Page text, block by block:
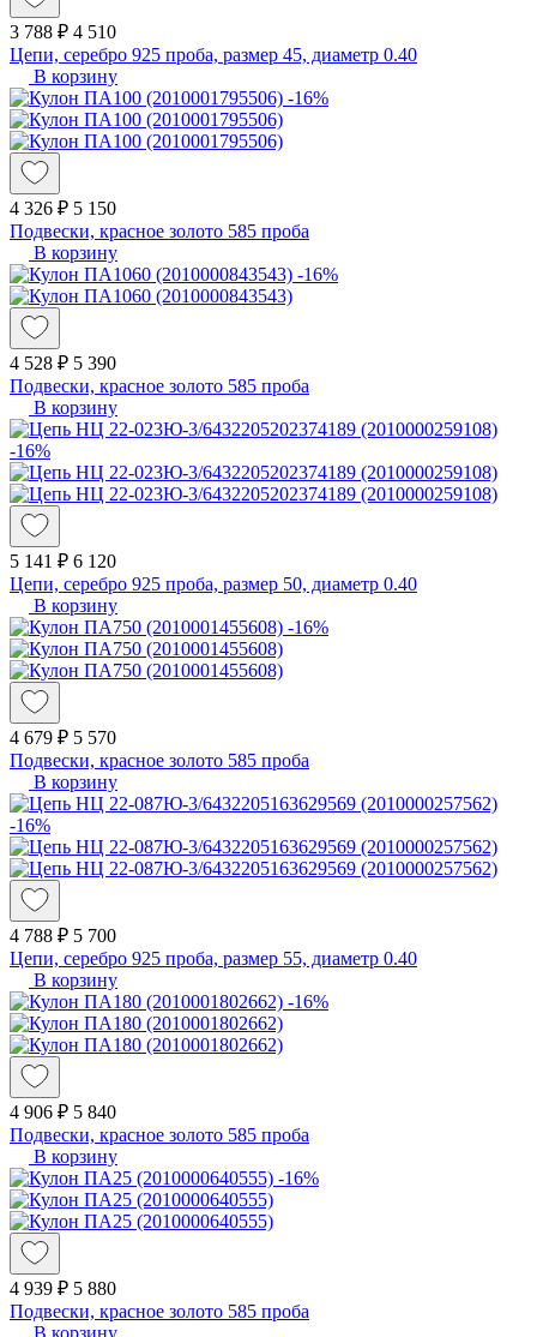
3 788 ₽ 4 510
Цепи, серебро 925 проба, размер 45, диаметр 0.40
В корзину
-16%
4 326 ₽ 5 150
Подвески, красное золото 585 проба
В корзину
-16%
4 528 ₽ 5 390
Подвески, красное золото 585 проба
В корзину
-16%
5 141 ₽ 6 120
Цепи, серебро 925 проба, размер 50, диаметр 0.40
В корзину
-16%
4 679 ₽ 5 570
Подвески, красное золото 585 проба
В корзину
-16%
4 788 ₽ 5 700
Цепи, серебро 925 проба, размер 55, диаметр 0.40
В корзину
-16%
4 906 ₽ 5 840
Подвески, красное золото 585 проба
В корзину
-16%
4 939 ₽ 5 880
Подвески, красное золото 585 проба
В корзину